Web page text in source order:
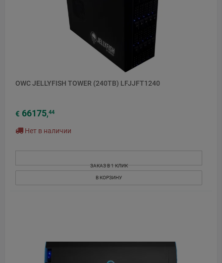
OWC JELLYFISH TOWER (240TB) LFJJFT1240
€ 66175,44
Нет в наличии
ЗАКАЗ В 1 КЛИК
В КОРЗИНУ